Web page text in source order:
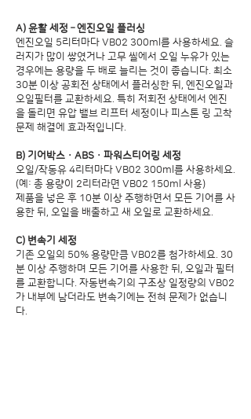
A) 윤활 세정 – 엔진오일 플러싱
엔진오일 5리터마다 VB02 300ml를 사용하세요. 슬
러지가 많이 쌓였거나 고무 씰에서 오일 누유가 있는
경우에는 용량을 두 배로 늘리는 것이 좋습니다. 최소
30분 이상 공회전 상태에서 플러싱한 뒤, 엔진오일과
오일필터를 교환하세요. 특히 저회전 상태에서 엔진
을 돌리면 유압 밸브 리프터 세정이나 피스톤 링 고착
문제 해결에 효과적입니다.
B) 기어박스 · ABS · 파워스티어링 세정
오일/작동유 4리터마다 VB02 300ml를 사용하세요.
(예: 총 용량이 2리터라면 VB02 150ml 사용)
제품을 넣은 후 10분 이상 주행하면서 모든 기어를 사
용한 뒤, 오일을 배출하고 새 오일로 교환하세요.
C) 변속기 세정
기존 오일의 50% 용량만큼 VB02를 첨가하세요. 30
분 이상 주행하며 모든 기어를 사용한 뒤, 오일과 필터
를 교환합니다. 자동변속기의 구조상 일정량의 VB02
가 내부에 남더라도 변속기에는 전혀 문제가 없습니
다.